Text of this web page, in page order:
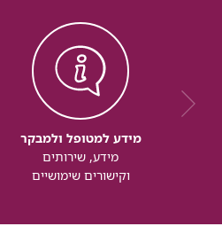
מידע למטופל ולמבקר
מידע, שירותים
וקישורים שימושיים